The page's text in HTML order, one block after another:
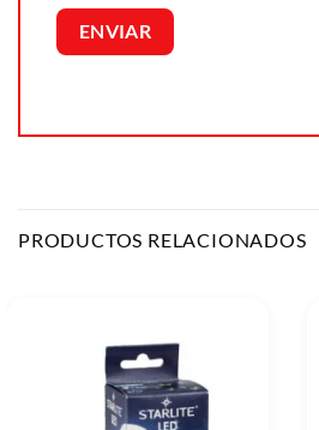
PRODUCTOS RELACIONADOS